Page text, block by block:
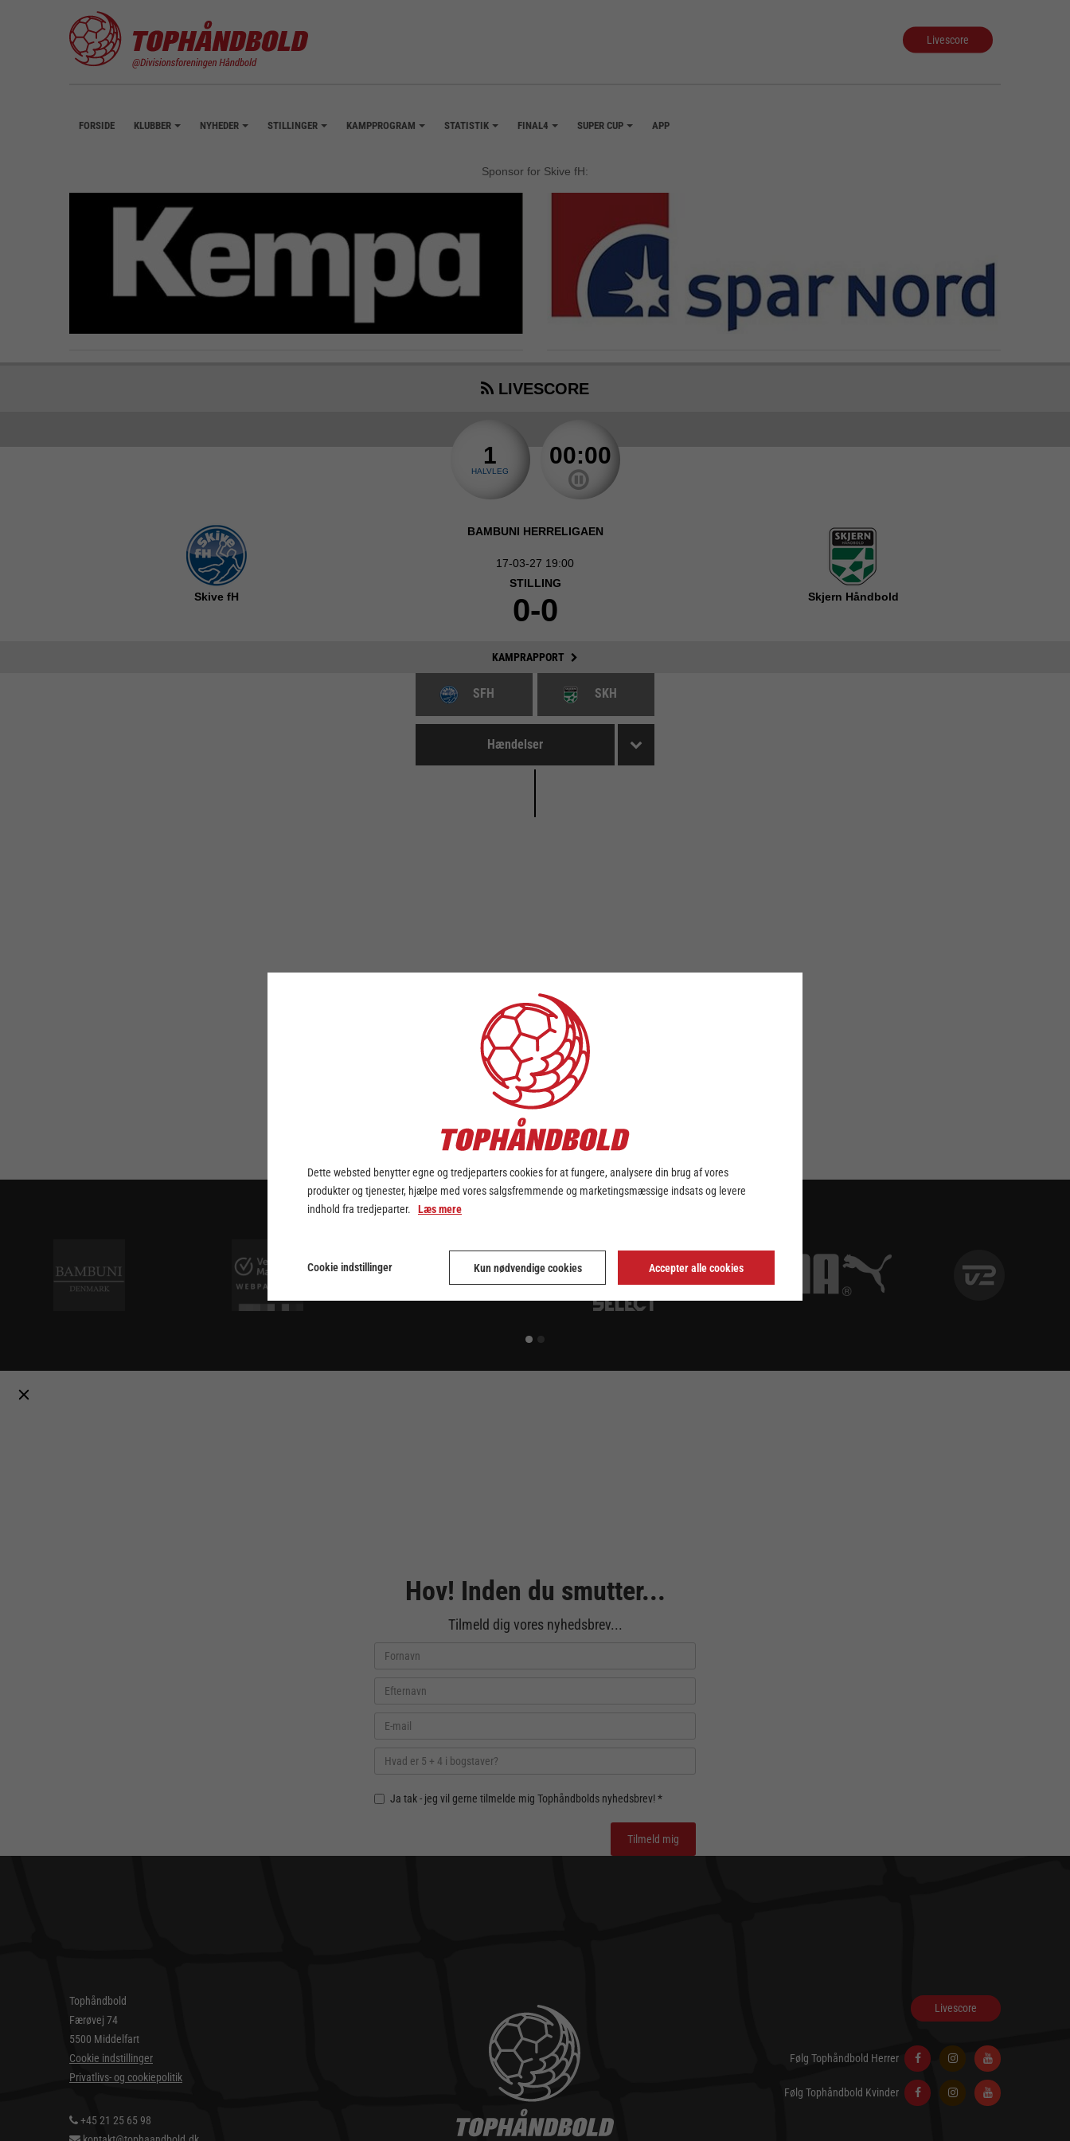
Livescore
FORSIDE KLUBBER NYHEDER STILLINGER KAMPPROGRAM STATISTIK FINAL4 SUPER CUP APP
Sponsor for Skive fH:
LIVESCORE
1
HALVLEG
00:00
Skive fH
BAMBUNI HERRELIGAEN
17-03-27 19:00
STILLING
0-0 Skjern Håndbold
KAMPRAPPORT
SFH SKH
Hændelser
Hov! Inden du smutter...
Tilmeld dig vores nyhedsbrev...
Ja tak - jeg vil gerne tilmelde mig Tophåndbolds nyhedsbrev! *
Tophåndbold
Færøvej 74
5500 Middelfart
Cookie indstillinger
Privatlivs- og cookiepolitik
+45 21 25 65 98
Livescore
Følg Tophåndbold Herrer
Følg Tophåndbold Kvinder
Dette websted benytter egne og tredjeparters cookies for at fungere, analysere din brug af vores
produkter og tjenester, hjælpe med vores salgsfremmende og marketingsmæssige indsats og levere
indhold fra tredjeparter. Læs mere
Cookie indstillinger Kun nødvendige cookies Accepter alle cookies